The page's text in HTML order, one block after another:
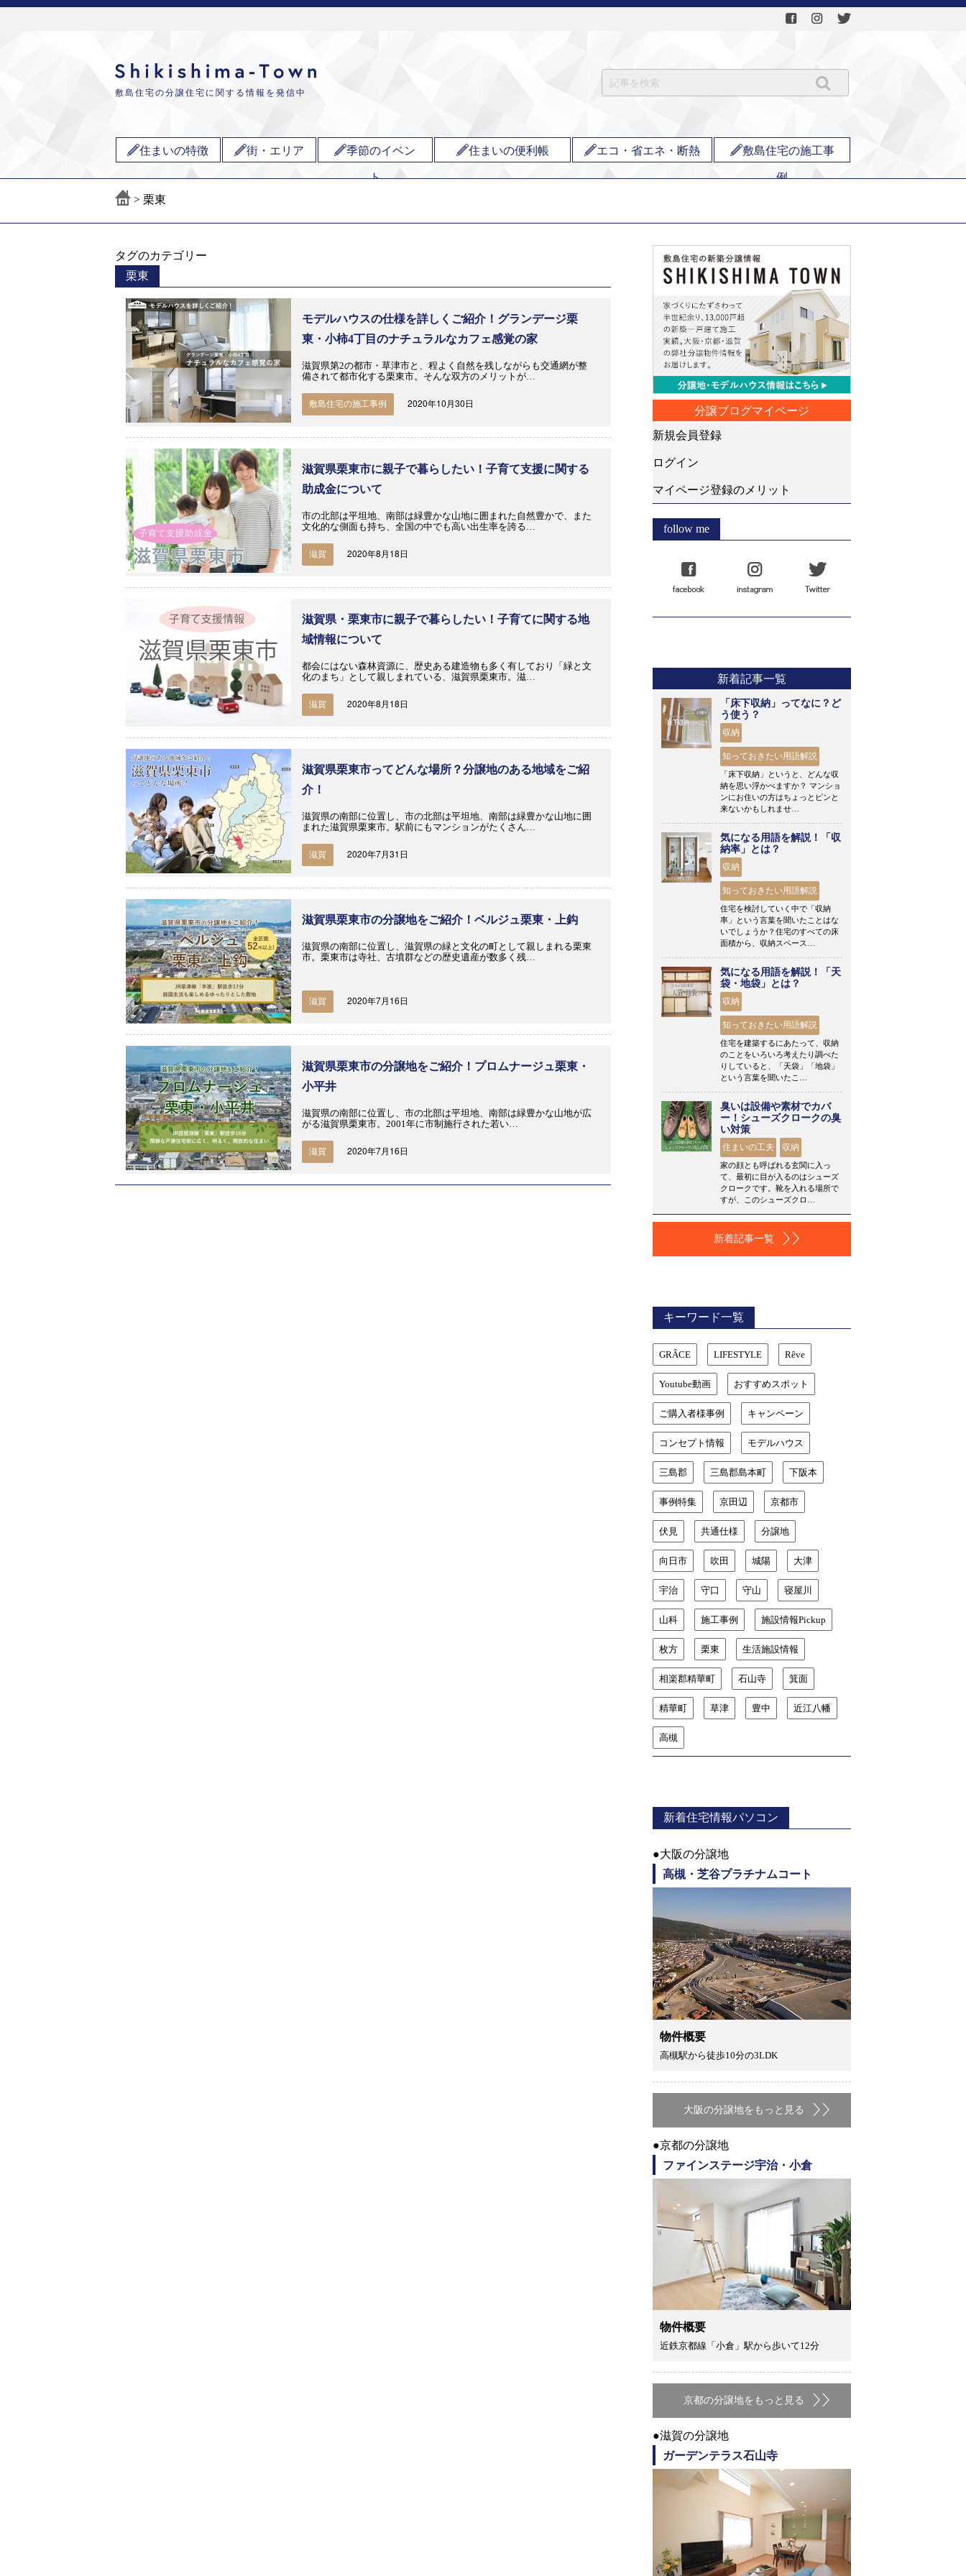
敷島住宅の分譲住宅に関する情報を発信中
住まいの特徴 街・エリア 季節のイベン
ト
住まいの便利帳 エコ・省エネ・断熱 敷島住宅の施工事
例
> 栗東
タグのカテゴリー
栗東
モデルハウスの仕様を詳しくご紹介！グランデージ栗
東・小柿4丁目のナチュラルなカフェ感覚の家
滋賀県第2の都市・草津市と、程よく自然を残しながらも交通網が整
備されて都市化する栗東市。そんな双方のメリットが…
敷島住宅の施工事例 2020年10月30日
滋賀県栗東市に親子で暮らしたい！子育て支援に関する
助成金について
市の北部は平坦地、南部は緑豊かな山地に囲まれた自然豊かで、また
文化的な側面も持ち、全国の中でも高い出生率を誇る…
滋賀 2020年8月18日
滋賀県・栗東市に親子で暮らしたい！子育てに関する地
域情報について
都会にはない森林資源に、歴史ある建造物も多く有しており「緑と文
化のまち」として親しまれている、滋賀県栗東市。滋…
滋賀 2020年8月18日
滋賀県栗東市ってどんな場所？分譲地のある地域をご紹
介！
滋賀県の南部に位置し、市の北部は平坦地、南部は緑豊かな山地に囲
まれた滋賀県栗東市。駅前にもマンションがたくさん…
滋賀 2020年7月31日
滋賀県栗東市の分譲地をご紹介！ベルジュ栗東・上鈎
滋賀県の南部に位置し、滋賀県の緑と文化の町として親しまれる栗東
市。栗東市は寺社、古墳群などの歴史遺産が数多く残…
滋賀 2020年7月16日
滋賀県栗東市の分譲地をご紹介！プロムナージュ栗東・
小平井
滋賀県の南部に位置し、市の北部は平坦地、南部は緑豊かな山地が広
がる滋賀県栗東市。2001年に市制施行された若い…
滋賀 2020年7月16日
分譲ブログマイページ
新規会員登録
ログイン
マイページ登録のメリット
follow me
新着記事一覧
「床下収納」ってなに？ど
う使う？
収納
知っておきたい用語解説
「床下収納」というと、どんな収
納を思い浮かべますか？ マンショ
ンにお住いの方はちょっとピンと
来ないかもしれませ…
気になる用語を解説！「収
納率」とは？
収納
知っておきたい用語解説
住宅を検討していく中で「収納
率」という言葉を聞いたことはな
いでしょうか？住宅のすべての床
面積から、収納スペース…
気になる用語を解説！「天
袋・地袋」とは？
収納
知っておきたい用語解説
住宅を建築するにあたって、収納
のことをいろいろ考えたり調べた
りしていると、「天袋」「地袋」
という言葉を聞いたこ…
臭いは設備や素材でカバ
ー！シューズクロークの臭
い対策
住まいの工夫 収納
家の顔とも呼ばれる玄関に入っ
て、最初に目が入るのはシューズ
クロークです。靴を入れる場所で
すが、このシューズクロ…
新着記事一覧
キーワード一覧
GRÂCE LIFESTYLE Rêve
Youtube動画 おすすめスポット
ご購入者様事例 キャンペーン
コンセプト情報 モデルハウス
三島郡 三島郡島本町 下阪本
事例特集 京田辺 京都市
伏見 共通仕様 分譲地
向日市 吹田 城陽 大津
宇治 守口 守山 寝屋川
山科 施工事例 施設情報Pickup
枚方 栗東 生活施設情報
相楽郡精華町 石山寺 箕面
精華町 草津 豊中 近江八幡
高槻
新着住宅情報パソコン
●大阪の分譲地
高槻・芝谷プラチナムコート
物件概要
高槻駅から徒歩10分の3LDK
大阪の分譲地をもっと見る
●京都の分譲地
ファインステージ宇治・小倉
物件概要
近鉄京都線「小倉」駅から歩いて12分
京都の分譲地をもっと見る
●滋賀の分譲地
ガーデンテラス石山寺